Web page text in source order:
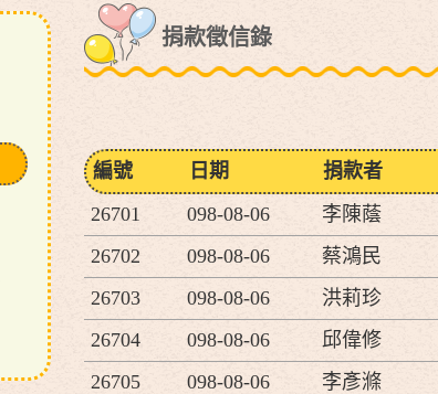
捐款徵信錄
編號 日期 捐款者
26701
098-08-06 李陳蔭
26702
098-08-06 蔡鴻民
26703
098-08-06 洪莉珍
26704
098-08-06 邱偉修
26705
098-08-06 李彥滌